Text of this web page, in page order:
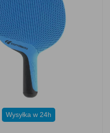
Wysyłka w 24h